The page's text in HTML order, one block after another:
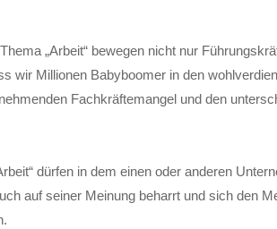
„Arbeit“ bewegen nicht nur
wir Millionen Babyboomer in den
Fachkräftemangel und den
dürfen in dem einen oder anderen
auf seiner Meinung beharrt und sich den